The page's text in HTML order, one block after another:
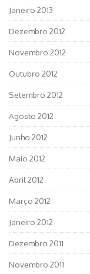
Janeiro 2013
Dezembro 2012
Novembro 2012
Outubro 2012
Setembro 2012
Agosto 2012
Junho 2012
Maio 2012
Abril 2012
Março 2012
Janeiro 2012
Dezembro 2011
Novembro 2011